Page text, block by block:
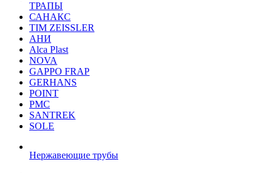
ТРАПЫ
САНАКС
TIM ZEISSLER
АНИ
Alca Plast
NOVA
GAPPO FRAP
GERHANS
POINT
РМС
SANTREK
SOLE
Нержавеющие трубы